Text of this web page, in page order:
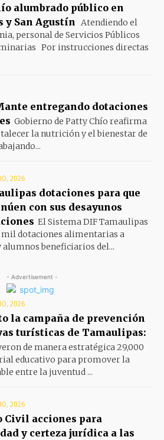
alumbrado público en
y San Agustín
Atendiendo el
personal de Servicios Públicos
Por instrucciones directas
entregando dotaciones
Gobierno de Patty Chío reafirma
la nutrición y el bienestar de
2026
dotaciones para que
con sus desayunos
El Sistema DIF Tamaulipas
mil dotaciones alimentarias a
beneficiarios del...
- Advertisement -
2026
la campaña de prevención
turísticas de Tamaulipas:
de manera estratégica 29,000
educativo para promover la
entre la juventud ...
2026
Civil acciones para
y certeza jurídica a las